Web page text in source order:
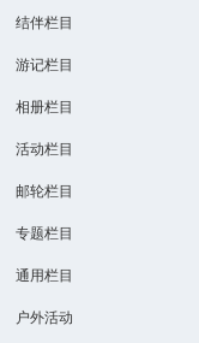
结伴栏目
游记栏目
相册栏目
活动栏目
邮轮栏目
专题栏目
通用栏目
户外活动